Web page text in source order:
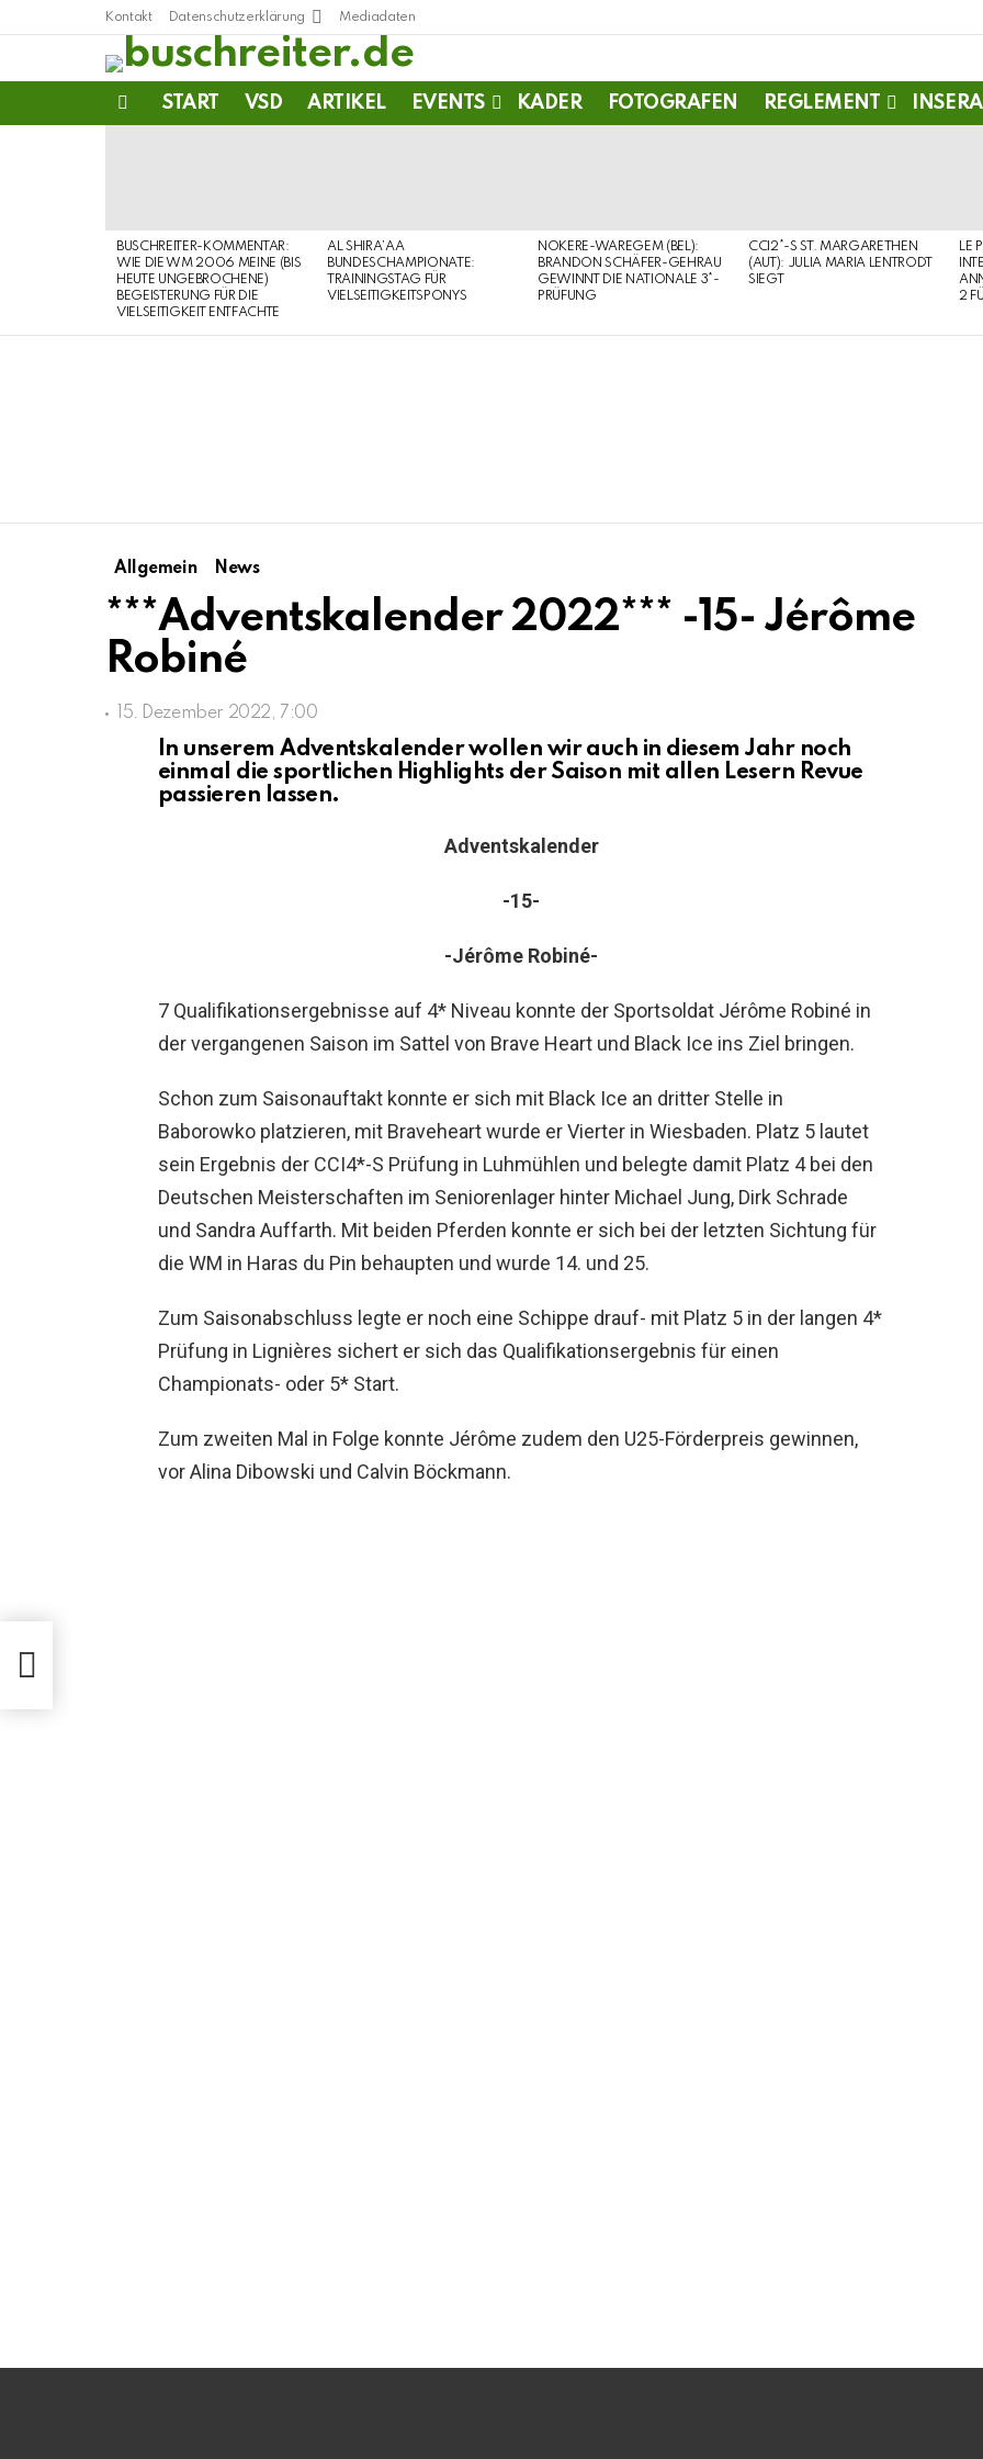
Kontakt Datenschutzerklärung Mediadaten
START VSD ARTIKEL EVENTS KADER FOTOGRAFEN REGLEMENT
BUSCHREITER-KOMMENTAR:
WIE DIE WM 2006 MEINE (BIS
HEUTE UNGEBROCHENE)
BEGEISTERUNG FÜR DIE
VIELSEITIGKEIT ENTFACHTE
AL SHIRA’AA
BUNDESCHAMPIONATE:
TRAININGSTAG FÜR
VIELSEITIGKEITSPONYS
NOKERE-WAREGEM (BEL):
BRANDON SCHÄFER-GEHRAU
GEWINNT DIE NATIONALE 3*-
PRÜFUNG
CCI2*-S ST. MARGARETHEN
(AUT): JULIA MARIA LENTRODT
SIEGT
LE
2
Allgemein News
***Adventskalender 2022*** -15- Jérôme
Robiné
15. Dezember 2022, 7:00
In unserem Adventskalender wollen wir auch in diesem Jahr noch
einmal die sportlichen Highlights der Saison mit allen Lesern Revue
passieren lassen.
Adventskalender
-15-
-Jérôme Robiné-
7 Qualifikationsergebnisse auf 4* Niveau konnte der Sportsoldat Jérôme Robiné in
der vergangenen Saison im Sattel von Brave Heart und Black Ice ins Ziel bringen.
Schon zum Saisonauftakt konnte er sich mit Black Ice an dritter Stelle in
Baborowko platzieren, mit Braveheart wurde er Vierter in Wiesbaden. Platz 5 lautet
sein Ergebnis der CCI4*-S Prüfung in Luhmühlen und belegte damit Platz 4 bei den
Deutschen Meisterschaften im Seniorenlager hinter Michael Jung, Dirk Schrade
und Sandra Auffarth. Mit beiden Pferden konnte er sich bei der letzten Sichtung für
die WM in Haras du Pin behaupten und wurde 14. und 25.
Zum Saisonabschluss legte er noch eine Schippe drauf- mit Platz 5 in der langen 4*
Prüfung in Lignières sichert er sich das Qualifikationsergebnis für einen
Championats- oder 5* Start.
Zum zweiten Mal in Folge konnte Jérôme zudem den U25-Förderpreis gewinnen,
vor Alina Dibowski und Calvin Böckmann.